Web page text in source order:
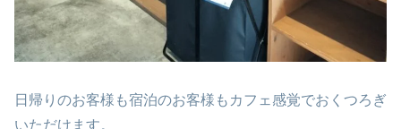
日帰りのお客様も宿泊のお客様もカフェ感覚でおくつろぎ
いただけます。